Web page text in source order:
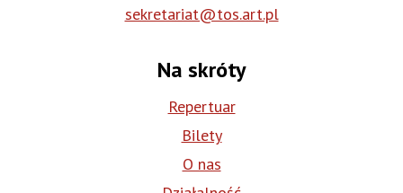
sekretariat@tos.art.pl
Na skróty
Repertuar
Bilety
O nas